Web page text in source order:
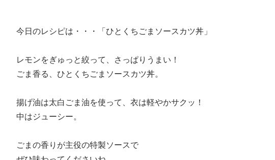
今日のレシピは・・・「ひとくちごまソースカツ丼」
レモンをぎゅっと絞って、さっぱりうまい！
ごま香る、ひとくちごまソースカツ丼。
揚げ油は太白ごま油を使って、衣は軽やかサクッ！
中はジューシー。
ごまの香りが主役の特製ソースで